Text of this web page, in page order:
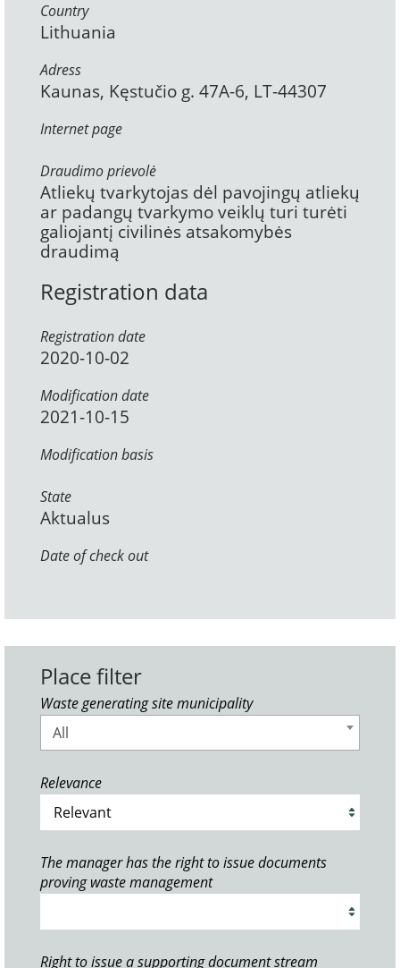
Country
Lithuania
Adress
Kaunas, Kęstučio g. 47A-6, LT-44307
Internet page
Draudimo prievolė
Atliekų tvarkytojas dėl pavojingų atliekų
ar padangų tvarkymo veiklų turi turėti
galiojantį civilinės atsakomybės
draudimą
Registration data
Registration date
2020-10-02
Modification date
2021-10-15
Modification basis
State
Aktualus
Date of check out
Place filter
Waste generating site municipality
All
Relevance
The manager has the right to issue documents
proving waste management
Right to issue a supporting document stream